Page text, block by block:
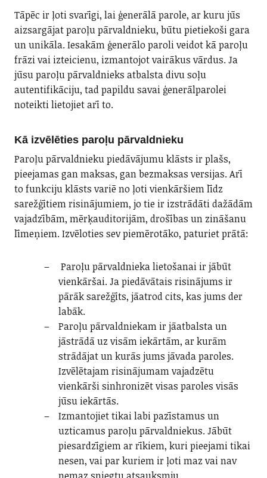
Tāpēc ir ļoti svarīgi, lai ģenerālā parole, ar kuru jūs
aizsargājat paroļu pārvaldnieku, būtu pietiekoši gara
un unikāla. Iesakām ģenerālo paroli veidot kā paroļu
frāzi vai izteicienu, izmantojot vairākus vārdus. Ja
jūsu paroļu pārvaldnieks atbalsta divu soļu
autentifikāciju, tad papildu savai ģenerālparolei
noteikti lietojiet arī to.
Kā izvēlēties paroļu pārvaldnieku
Paroļu pārvaldnieku piedāvājumu klāsts ir plašs,
pieejamas gan maksas, gan bezmaksas versijas. Arī
to funkciju klāsts variē no ļoti vienkāršiem līdz
sarežģītiem risinājumiem, jo tie ir izstrādāti dažādām
vajadzībām, mērķauditorijām, drošības un zināšanu
līmeņiem. Izvēloties sev piemērotāko, paturiet prātā:
Paroļu pārvaldnieka lietošanai ir jābūt
vienkāršai. Ja piedāvātais risinājums ir
pārāk sarežģīts, jāatrod cits, kas jums der
labāk.
Paroļu pārvaldniekam ir jāatbalsta un
jāstrādā uz visām iekārtām, ar kurām
strādājat un kurās jums jāvada paroles.
Izvēlētajam risinājumam vajadzētu
vienkārši sinhronizēt visas paroles visās
jūsu iekārtās.
Izmantojiet tikai labi pazīstamus un
uzticamus paroļu pārvaldniekus. Jābūt
piesardzīgiem ar rīkiem, kuri pieejami tikai
nesen, vai par kuriem ir ļoti maz vai nav